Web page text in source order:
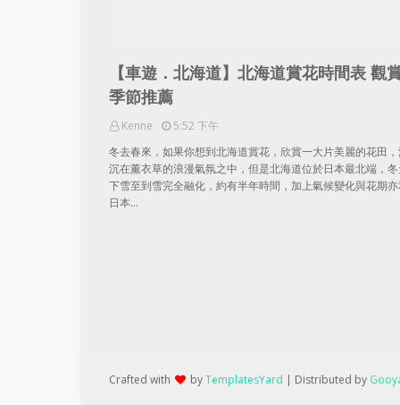
【車遊．北海道】北海道賞花時間表 觀
季節推薦
Kenne
5:52 下午
冬去春來，如果你想到北海道賞花，欣賞一大片美麗的花田
沉在薰衣草的浪漫氣氛之中，但是北海道位於日本最北端，冬
下雪至到雪完全融化，約有半年時間，加上氣候變化與花期亦
日本…
Crafted with byTemplatesYard | Distributed by